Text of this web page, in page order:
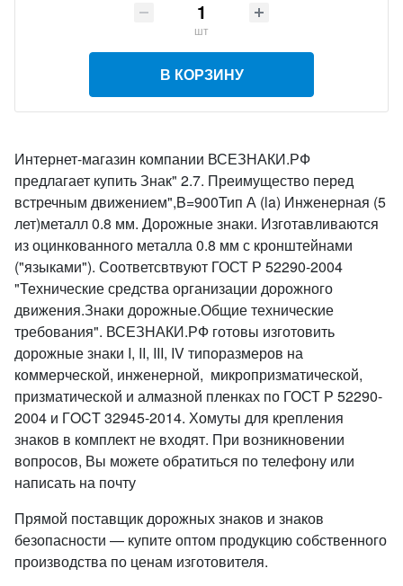
шт
В КОРЗИНУ
Интернет-магазин компании ВСЕЗНАКИ.РФ
предлагает купить Знак" 2.7. Преимущество перед
встречным движением",B=900Тип А (la) Инженерная (5
лет)металл 0.8 мм. Дорожные знаки. Изготавливаются
из оцинкованного металла 0.8 мм с кронштейнами
("языками"). Соответсвтвуют ГОСТ Р 52290-2004
"Технические средства организации дорожного
движения.Знаки дорожные.Общие технические
требования". ВСЕЗНАКИ.РФ готовы изготовить
дорожные знаки I, II, III, IV типоразмеров на
коммерческой, инженерной, микропризматической,
призматической и алмазной пленках по ГОСТ Р 52290-
2004 и ГOCT 32945-2014. Хомуты для крепления
знаков в комплект не входят. При возникновении
вопросов, Вы можете обратиться по телефону или
написать на почту
Прямой поставщик дорожных знаков и знаков
безопасности — купите оптом продукцию собственного
производства по ценам изготовителя.